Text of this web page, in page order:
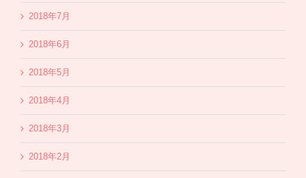
2018年7月
2018年6月
2018年5月
2018年4月
2018年3月
2018年2月